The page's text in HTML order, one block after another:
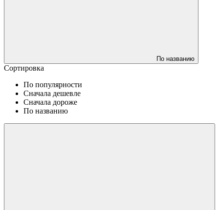
По названию
Сортировка
По популярности
Сначала дешевле
Сначала дороже
По названию